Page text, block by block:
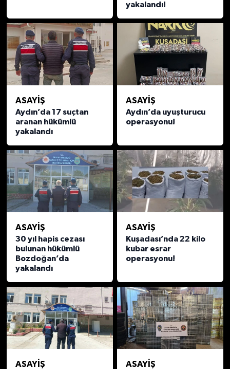
yakalandı!
ASAYİŞ
Aydın’da 17 suçtan
aranan hükümlü
yakalandı
ASAYİŞ
Aydın’da uyuşturucu
operasyonu!
ASAYİŞ
30 yıl hapis cezası
bulunan hükümlü
Bozdoğan’da
yakalandı
ASAYİŞ
Kuşadası’nda 22 kilo
kubar esrar
operasyonu!
ASAYİŞ ASAYİŞ